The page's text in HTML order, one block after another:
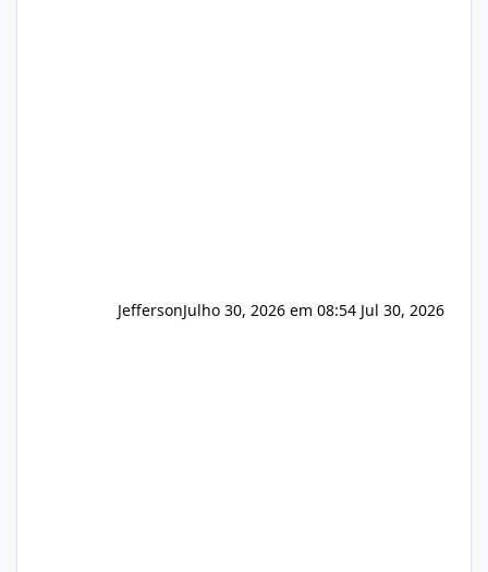
JeffersonJulho 30, 2026 em 08:54 Jul 30, 2026